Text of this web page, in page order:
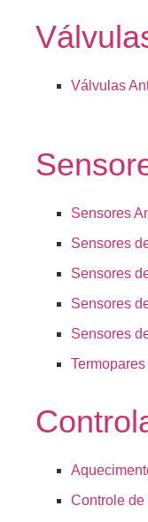
Válvulas
Sensores
Sensores
Sensores
Sensores
Sensores
Termopares
Controle